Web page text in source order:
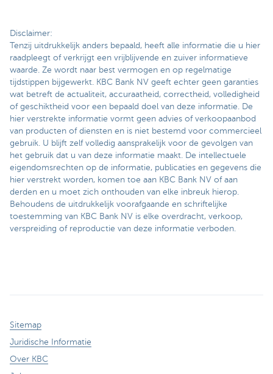
Disclaimer:
Tenzij uitdrukkelijk anders bepaald, heeft alle informatie die u hier
raadpleegt of verkrijgt een vrijblijvende en zuiver informatieve
waarde. Ze wordt naar best vermogen en op regelmatige
tijdstippen bijgewerkt. KBC Bank NV geeft echter geen garanties
wat betreft de actualiteit, accuraatheid, correctheid, volledigheid
of geschiktheid voor een bepaald doel van deze informatie. De
hier verstrekte informatie vormt geen advies of verkoopaanbod
van producten of diensten en is niet bestemd voor commercieel
gebruik. U blijft zelf volledig aansprakelijk voor de gevolgen van
het gebruik dat u van deze informatie maakt. De intellectuele
eigendomsrechten op de informatie, publicaties en gegevens die
hier verstrekt worden, komen toe aan KBC Bank NV of aan
derden en u moet zich onthouden van elke inbreuk hierop.
Behoudens de uitdrukkelijk voorafgaande en schriftelijke
toestemming van KBC Bank NV is elke overdracht, verkoop,
verspreiding of reproductie van deze informatie verboden.
Sitemap
Juridische Informatie
Over KBC